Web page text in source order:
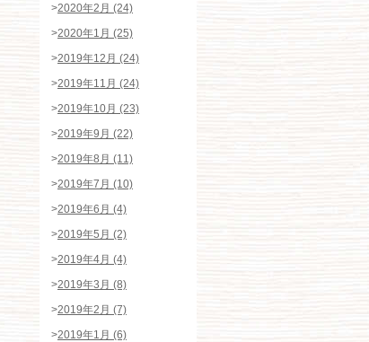
>2020年2月 (24)
>2020年1月 (25)
>2019年12月 (24)
>2019年11月 (24)
>2019年10月 (23)
>2019年9月 (22)
>2019年8月 (11)
>2019年7月 (10)
>2019年6月 (4)
>2019年5月 (2)
>2019年4月 (4)
>2019年3月 (8)
>2019年2月 (7)
>2019年1月 (6)